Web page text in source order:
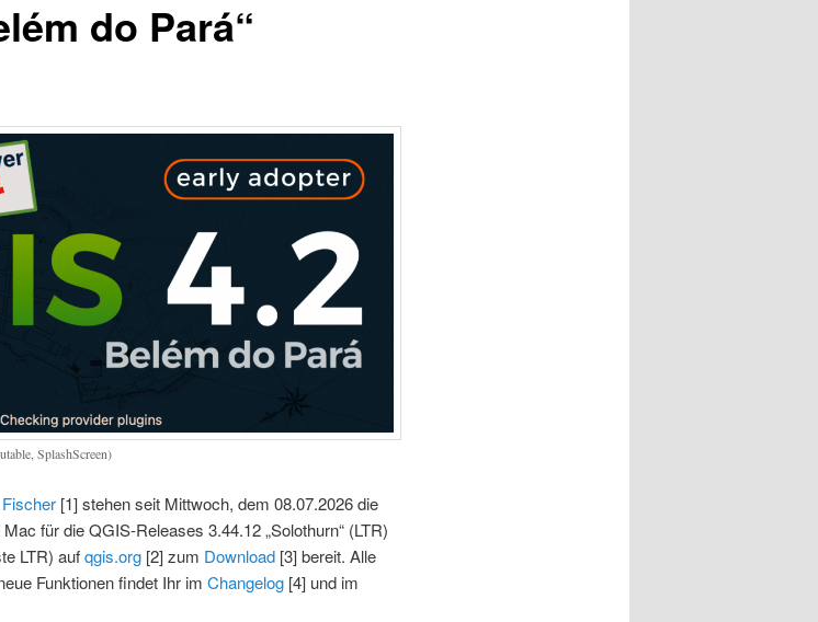
do Pará“
SplashScreen)
[1] stehen seit Mittwoch, dem 08.07.2026 die
für die QGIS-Releases 3.44.12 „Solothurn“ (LTR)
LTR) aufqgis.org[2] zum Download[3] bereit. Alle
Funktionen findet Ihr im Changelog[4] und im